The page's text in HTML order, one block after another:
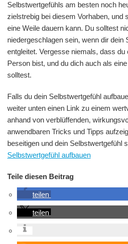
Selbstwertgefühls am besten noch
zielstrebig bei diesem Vorhaben, und
eine Weile dauern kann. Du solltest
niedergeschlagen sein, wenn dir dein
entgleitet. Vergesse niemals, dass du
Person bist, und du dich auch als
solltest.
Falls du dein Selbstwertgefühl
weiter unten einen Link zu einem
anhand von verblüffenden,
anwendbaren Tricks und Tipps
beseitigen und dein Selbstwertgefühl
Selbstwertgefühl aufbauen
Teile diesen Beitrag
teilen
teilen